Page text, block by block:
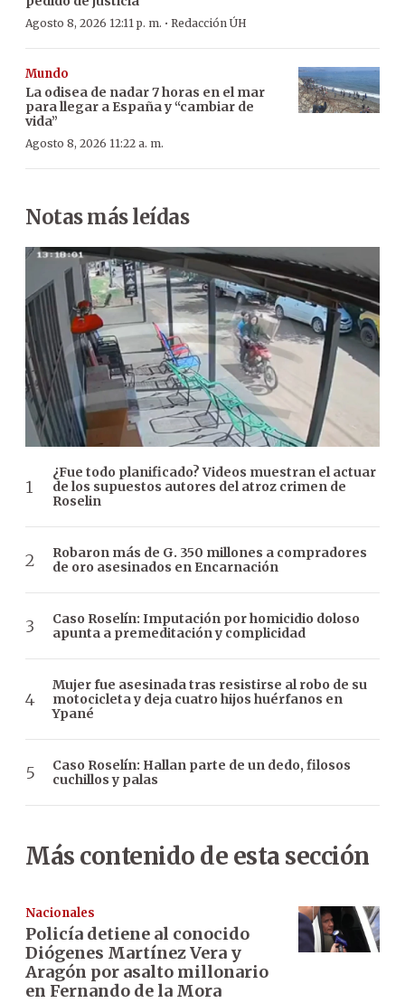
Agosto 8, 2026 12:11 p. m. · Redacción ÚH
Mundo
La odisea de nadar 7 horas en el mar
para llegar a España y “cambiar de
vida”
Agosto 8, 2026 11:22 a. m.
Notas más leídas
¿Fue todo planificado? Videos muestran el actuar
de los supuestos autores del atroz crimen de
Roselin
Robaron más de G. 350 millones a compradores
de oro asesinados en Encarnación
Caso Roselín: Imputación por homicidio doloso
apunta a premeditación y complicidad
Mujer fue asesinada tras resistirse al robo de su
motocicleta y deja cuatro hijos huérfanos en
Ypané
Caso Roselín: Hallan parte de un dedo, filosos
cuchillos y palas
Más contenido de esta sección
Nacionales
Policía detiene al conocido
Diógenes Martínez Vera y
Aragón por asalto millonario
en Fernando de la Mora